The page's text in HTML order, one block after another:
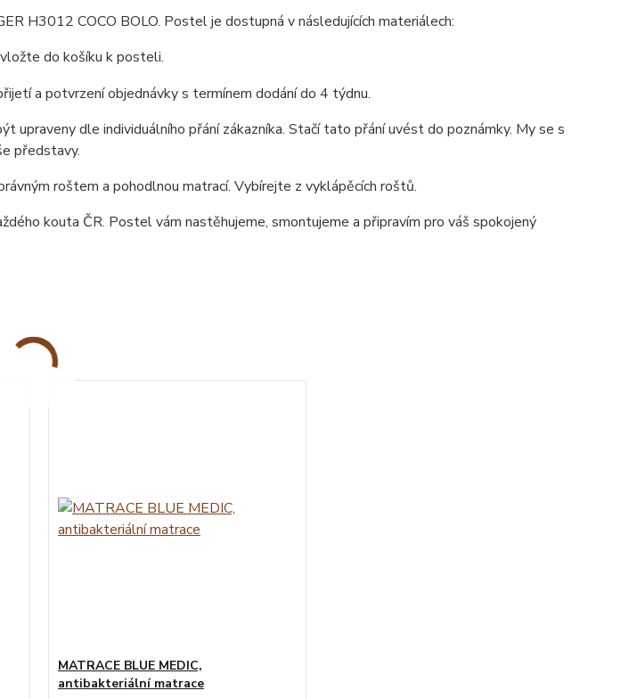
H3012 COCO BOLO. Postel je dostupná v následujících materiálech:
do košíku k posteli.
a potvrzení objednávky s termínem dodání do 4 týdnu.
upraveny dle individuálního přání zákazníka. Stačí tato přání uvést do poznámky. My se s
představy.
roštem a pohodlnou matrací. Vybírejte z vyklápěcích roštů.
kouta ČR. Postel vám nastěhujeme, smontujeme a připravím pro váš spokojený
MATRACE BLUE MEDIC,
antibakteriální matrace